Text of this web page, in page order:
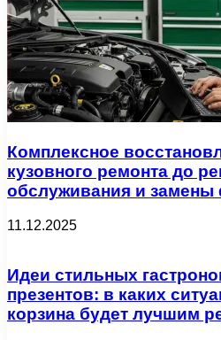
Комплексное
кузовного ремонта до
обслуживания и замены
11.12.2025
Идеи стильных
презентов: в каких
корзина будет лучшим